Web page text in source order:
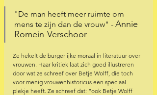
"De man heeft meer ruimte om
mens te zijn dan de vrouw" - Annie
Romein-Verschoor
Ze hekelt de burgerlijke moraal in literatuur over
vrouwen. Haar kritiek laat zich goed illustreren
door wat ze schreef over Betje Wolff, die toch
voor menig vrouwenhistoricus een speciaal
plekje heeft. Ze schreef dat: “ook Betje Wolff